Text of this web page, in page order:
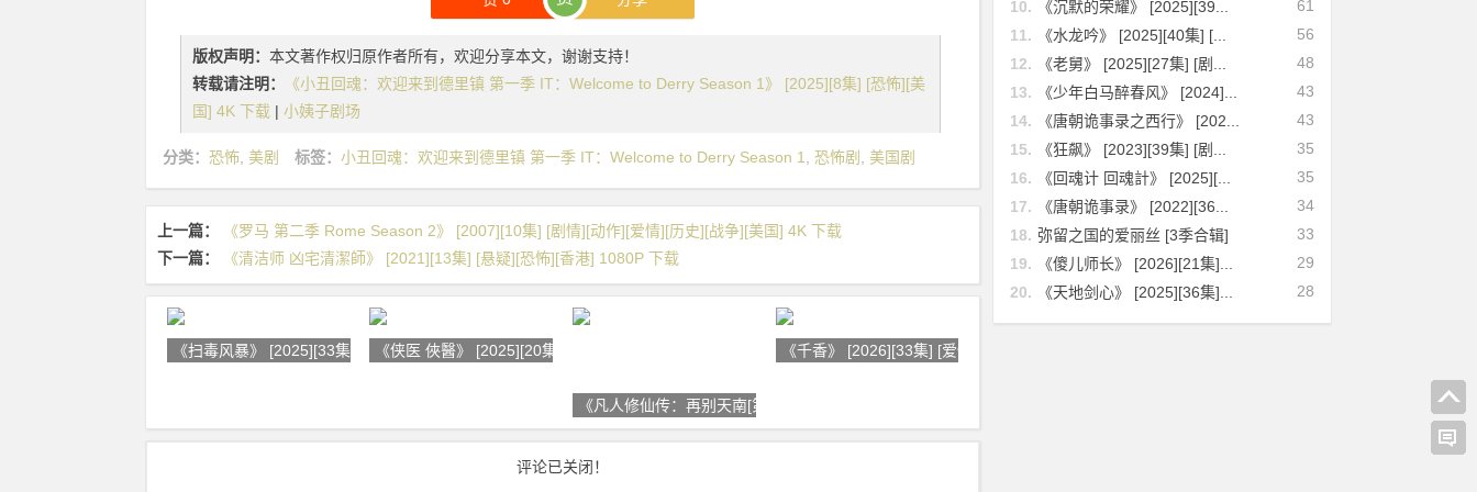
版权声明：本文著作权归原作者所有，欢迎分享本文，谢谢支持！
转载请注明：
《小丑回魂：欢迎来到德里镇 第一季 IT：Welcome to Derry Season 1》 [2025][8集] [恐怖][美
国] 4K 下载 | 小姨子剧场
分类： 恐怖 美剧 标签： 小丑回魂：欢迎来到德里镇 第一季 IT：Welcome to Derry Season 1 恐怖剧 美国剧
上一篇：
《罗马 第二季 Rome Season 2》 [2007][10集] [剧情][动作][爱情][历史][战争][美国] 4K 下载
下一篇：
《清洁师 凶宅清潔師》 [2021][13集] [悬疑][恐怖][香港] 1080P 下载
《扫毒风暴》 [2025][33集] [剧情《侠医 俠醫》 [2025][20集] [剧
《凡人修仙传：再别天南[第47-60
《千香》 [2026][33集] [爱情][奇
评论已关闭！
61
10.
《沉默的荣耀》 [2025][39...
56
11.
《水龙吟》 [2025][40集] [...
48
12.
《老舅》 [2025][27集] [剧...
43
13.
《少年白马醉春风》 [2024]...
43
14.
《唐朝诡事录之西行》 [202...
35
15.
《狂飙》 [2023][39集] [剧...
35
16.
《回魂计 回魂計》 [2025][...
34
17.
《唐朝诡事录》 [2022][36...
33
18. 弥留之国的爱丽丝 [3季合辑]
29
19.
《傻儿师长》 [2026][21集]...
28
20. 《天地剑心》 [2025][36集]...